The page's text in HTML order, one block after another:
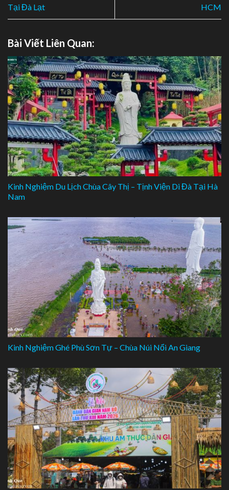
Tại Đà Lạt HCM
Bài Viết Liên Quan:
Kinh Nghiệm Du Lịch Chùa Cây Thị – Tịnh Viện Di Đà Tại Hà
Nam
Kinh Nghiệm Ghé Phù Sơn Tự – Chùa Núi Nổi An Giang